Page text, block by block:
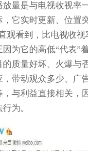
放量是与电视收视率
，它实时更新、位置
观看到，比电视收
为它的高低“代表”
质量好坏、火爆与
，带动观众多少、广
，与利益直接相关，
为。